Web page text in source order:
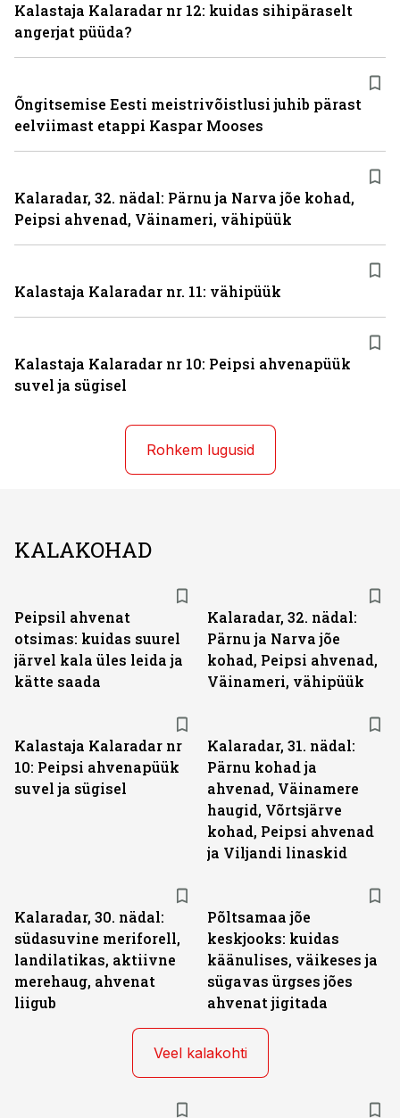
Kalastaja Kalaradar nr 12: kuidas sihipäraselt
angerjat püüda?
Õngitsemise Eesti meistrivõistlusi juhib pärast
eelviimast etappi Kaspar Mooses
Kalaradar, 32. nädal: Pärnu ja Narva jõe kohad,
Peipsi ahvenad, Väinameri, vähipüük
Kalastaja Kalaradar nr. 11: vähipüük
Kalastaja Kalaradar nr 10: Peipsi ahvenapüük
suvel ja sügisel
Rohkem lugusid
KALAKOHAD
Peipsil ahvenat
otsimas: kuidas suurel
järvel kala üles leida ja
kätte saada
Kalaradar, 32. nädal:
Pärnu ja Narva jõe
kohad, Peipsi ahvenad,
Väinameri, vähipüük
Kalastaja Kalaradar nr
10: Peipsi ahvenapüük
suvel ja sügisel
Kalaradar, 31. nädal:
Pärnu kohad ja
ahvenad, Väinamere
haugid, Võrtsjärve
kohad, Peipsi ahvenad
ja Viljandi linaskid
Kalaradar, 30. nädal:
südasuvine meriforell,
landilatikas, aktiivne
merehaug, ahvenat
liigub
Põltsamaa jõe
keskjooks: kuidas
käänulises, väikeses ja
sügavas ürgses jões
ahvenat jigitada
Veel kalakohti